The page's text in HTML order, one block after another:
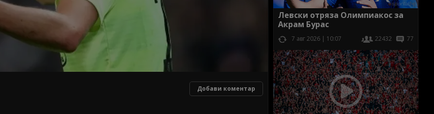
Добави коментар
Левски отряза Олимпиакос за
Акрам Бурас
7 авг 2026 | 10:07 22432 77